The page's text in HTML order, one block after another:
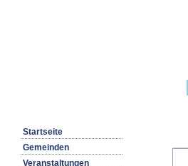
Startseite
Gemeinden
Veranstaltungen